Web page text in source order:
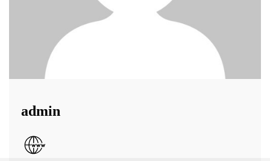
admin